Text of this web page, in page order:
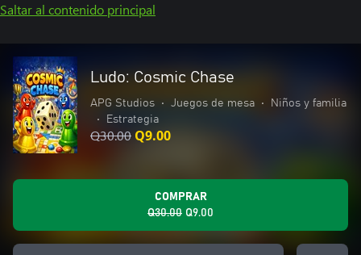
Saltar al contenido principal
Ludo: Cosmic Chase
APG Studios • Juegos de mesa •
Niños y familia
•
Estrategia
Q30.00 Q9.00
COMPRAR
Q30.00 Q9.00